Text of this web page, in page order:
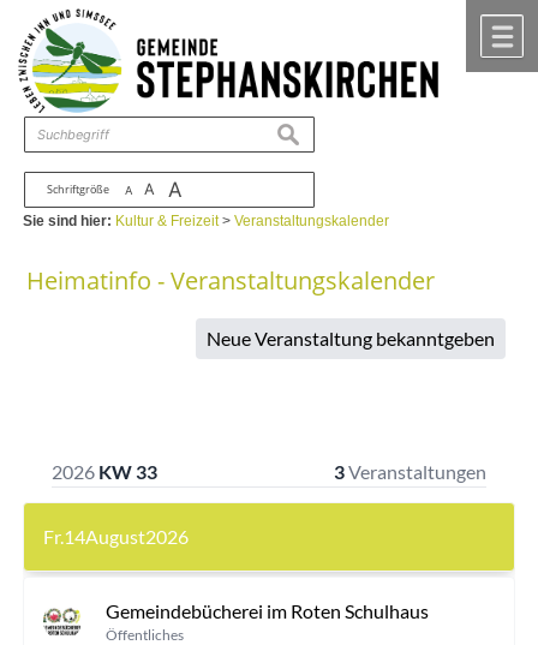
Zum Inhalt ,zur Navigation
Schriftgröße A A A
suchen
Sie sind hier: Kultur & Freizeit>Veranstaltungskalender
Heimatinfo - Veranstaltungskalender